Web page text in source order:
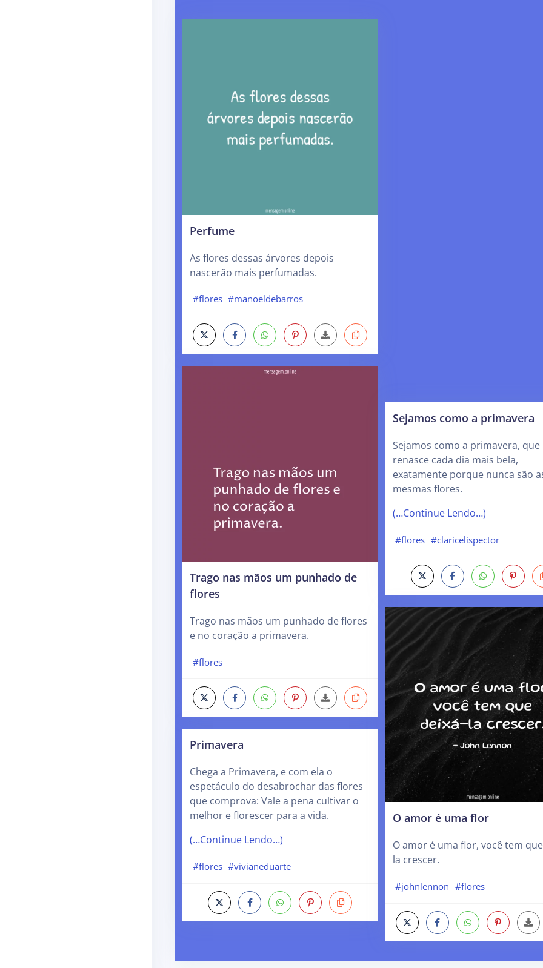
Perfume
As flores dessas árvores depois
nascerão mais perfumadas.
#flores #manoeldebarros
Trago nas mãos um punhado de
flores
Trago nas mãos um punhado de flores
e no coração a primavera.
#flores
Primavera
Chega a Primavera, e com ela o
espetáculo do desabrochar das flores
que comprova: Vale a pena cultivar o
melhor e florescer para a vida.
(…Continue Lendo…)
#flores #vivianeduarte
Sejamos como a primavera
Sejamos como a primavera, que
renasce cada dia mais bela,
exatamente porque nunca são
mesmas flores.
(…Continue Lendo…)
#flores #claricelispector
O amor é uma flor
O amor é uma flor, você tem
la crescer.
#johnlennon #flores